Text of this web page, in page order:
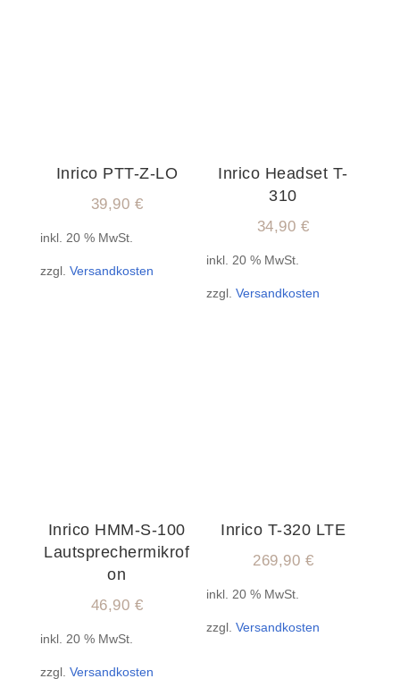
Inrico PTT-Z-LO
39,90 €
inkl. 20 % MwSt.
zzgl. Versandkosten
Inrico Headset T-
310
34,90 €
inkl. 20 % MwSt.
zzgl.Versandkosten
Inrico HMM-S-100
Lautsprechermikrof
on
46,90 €
inkl. 20 % MwSt.
zzgl. Versandkosten
Inrico T-320 LTE
269,90 €
inkl. 20 % MwSt.
zzgl.Versandkosten